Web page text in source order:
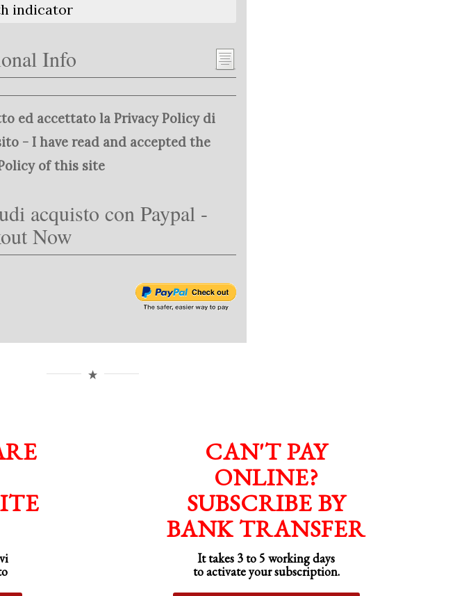
indicator
Info
ed accettato la Privacy Policy di
- I have read and accepted the
of this site
acquisto con Paypal -
Now
CAN'T PAY
ONLINE?
SUBSCRIBE BY
BANK TRANSFER
It takes 3 to 5 working days
to activate your subscription.